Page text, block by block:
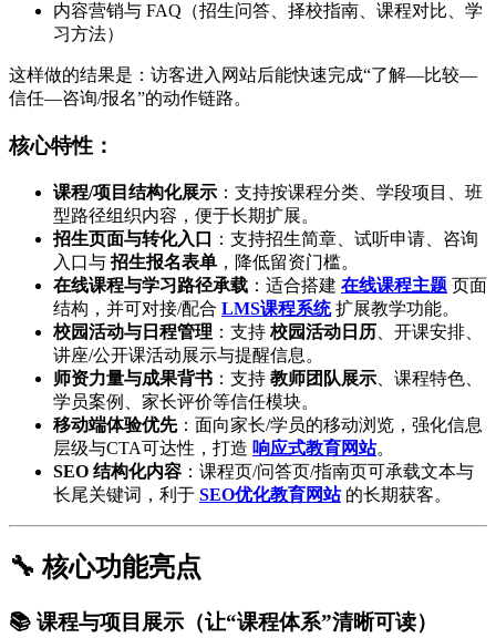
内容营销与 FAQ（招生问答、择校指南、课程对比、学
习方法）
这样做的结果是：访客进入网站后能快速完成“了解—比较—
信任—咨询/报名”的动作链路。
核心特性：
课程/项目结构化展示 ：支持按课程分类、学段项目、班
型路径组织内容，便于长期扩展。
招生页面与转化入口
：支持招生简章、试听申请、咨询
入口与 招生报名表单 ，降低留资门槛。
在线课程与学习路径承载 ：适合搭建 在线课程主题 页面
结构，并可对接/配合 LMS课程系统扩展教学功能。
校园活动与日程管理 ：支持 校园活动日历 、开课安排、
讲座/公开课活动展示与提醒信息。
师资力量与成果背书 ：支持 教师团队展示 、课程特色、
学员案例、家长评价等信任模块。
移动端体验优先：面向家长/学员的移动浏览，强化信息
层级与CTA可达性，打造 响应式教育网站。
SEO 结构化内容 ：课程页/问答页/指南页可承载文本与
长尾关键词，利于 SEO优化教育网站的长期获客。
🔧 核心功能亮点
📚 课程与项目展示（让“课程体系”清晰可读）